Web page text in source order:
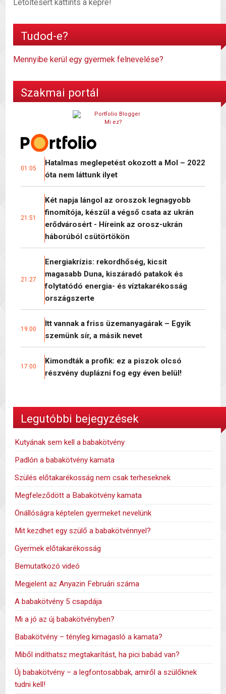
Letöltésért kattints a képre!
Tudod-e?
Mennyibe kerül egy gyermek felnevelése?
Szakmai portál
Mi ez?
01:05
Hatalmas meglepetést okozott a Mol – 2022
óta nem láttunk ilyet
21:51
Két napja lángol az oroszok legnagyobb
finomítója, készül a végső csata az ukrán
erődvárosért - Híreink az orosz-ukrán
háborúból csütörtökön
21:27
Energiakrízis: rekordhőség, kicsit
magasabb Duna, kiszáradó patakok és
folytatódó energia- és víztakarékosság
országszerte
19:00
Itt vannak a friss üzemanyagárak – Egyik
szemünk sír, a másik nevet
17:00
Kimondták a profik: ez a piszok olcsó
részvény duplázni fog egy éven belül!
Legutóbbi bejegyzések
Kutyának sem kell a babakötvény
Padlón a babakötvény kamata
Szülés előtakarékosság nem csak terheseknek
Megfeleződött a Babakötvény kamata
Önállóságra képtelen gyermeket nevelünk
Mit kezdhet egy szülő a babakötvénnyel?
Gyermek előtakarékosság
Bemutatkozó videó
Megjelent az Anyazin Februári száma
A babakötvény 5 csapdája
Mi a jó az új babakötvényben?
Babakötvény – tényleg kimagasló a kamata?
Miből indíthatsz megtakarítást, ha pici babád van?
Új babakötvény – a legfontosabbak, amiről a szülőknek
tudni kell!